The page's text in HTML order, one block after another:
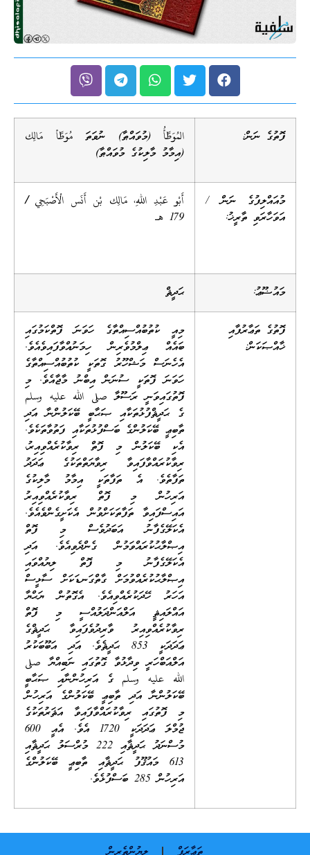
ފޮތުގެ ނަން:
المُوَطَّأُ (މުވައްޠާ) ނުވަތަ مُوَطَّأ مَالِك
(އިމާމު މާލިކުގެ މުވައްޠާ)
މުއައްލިފުގެ ނަން /
އަވަހާރަވި ތާރީޚު:
أَبْو عَبْدِ اللهِ،مَالِك بْن أَنَس الْأَصْبَحِي/
179 هــ
މައުޟޫޢު: ޙަދީޘް
ފޮތުގެ ތަޢާރުފާއި
ޚާއްޞަކަން:
މިއީ ކުތުބުއްސިއްތާގެ ހަވަނަ ފޮތްކަމުގައި
ބައެއް ޢިލްމުވެރިން ހިމަނުއްވާފައިވެއެވެ.
އެހެނަސް މަޝްހޫރު ގޮތަކީ ކުތުބުއްސިއްތާގެ
ހަވަނަ ފޮތަކީ ސުނަން އިބްނު މާޖާއެވެ. މި
ފޮތުގައިވަނީ ރަސޫލާ صلى الله عليه وسلم
ގެ ޙަދީޘްފުޅުތަކާއި ޞަޙާބީ ބޭކަލުންނާ އަދި
ތާބިޢީ ބޭކަލުންގެ ބަސްފުޅުތަކާއި ފަތުވާތަކެވެ.
އެކި ބޭކަލުން މި ފޮތް ރިވާކުރެއްވިއިރު،
ރިވާކުރައްވާފައިވާ ރިވާޔަތްތަކުގެ ޢަދަދު
ތަފާތެވެ. އެ ތަފާތަކީ އިމާމު މާލިކުގެ
އަރިހުން މި ފޮތް ރިވާކުރެއްވިއިރު
އައިސްފައިވާ ތަފާތަކަށްވުން އެކަށީގެންވެއެވެ.
އެކަލޭގެފާނު އަބަދުވެސް މި ފޮތް
އިޞްލާޙުކުރައްވަމުން ގެންދެވިއެވެ. އަދި
އެކަލޭގެފާނު މި ފޮތް ލިޔުއްވައި
އިޞްލާޙުކުރެއްވުމަށް ގާތްގަނޑަކަށް ސާޅީސް
އަހަރު ހޭދަކުރެއްވިއެވެ. އެގޮތުން ޔަޙްޔާ
އައްލައިޘީ އަލްއަންދަލުއްސީ މި ފޮތް
ރިވާކުރެއްވިއިރު ވާރިދުވެފައިވާ ޙަދީޘްގެ
ޢަދަދަކީ 853 ޙަދީޘެވެ. އަދި އަބޫބަކުރު
އަލްއަބްހަރީ ވިދާޅުވާ ގޮތުގައި ނަބިއްޔާ صلى
الله عليه وسلم ގެ އަރިހުންނާއި ޞަޙާބީ
ބޭކަލުންނާ އަދި ތާބިޢީ ބޭކަލުންގެ އަރިހުން
މި ފޮތުގައި ރިވާކުރައްވާފައިވާ އަޘަރުތަކުގެ
ޖުމްލަ ޢަދަދަކީ 1720 އެވެ. އެއީ 600
މުސްނަދު ޙަދީޘާއި 222 މުރްސަލު ޙަދީޘާއި
613 މައުޤޫފު ޙަދީޘާއި ތާބިޢީ ބޭކަލުންގެ
އަރިހުން 285 ބަސްފުޅެވެ.